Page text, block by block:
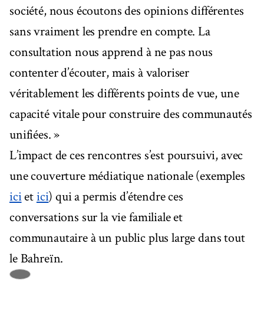
société, nous écoutons des opinions différentes
sans vraiment les prendre en compte. La
consultation nous apprend à ne pas nous
contenter d’écouter, mais à valoriser
véritablement les différents points de vue, une
capacité vitale pour construire des communautés
unifiées. »
L’impact de ces rencontres s’est poursuivi, avec
une couverture médiatique nationale (exemples
icietici) qui a permis d’étendre ces
conversations sur la vie familiale et
communautaire à un public plus large dans tout
le Bahreïn.